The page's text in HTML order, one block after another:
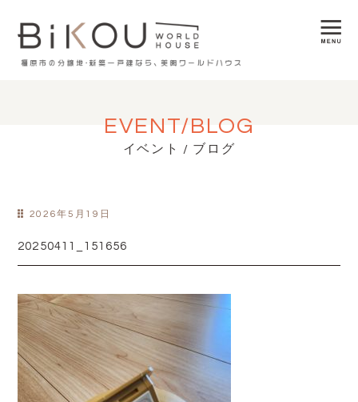
EVENT/BLOG
イベント / ブログ
2026年5月19日
20250411_151656